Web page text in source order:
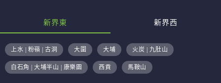
新界東 新界西
上水 | 粉嶺 | 古洞 大圍 大埔 火炭 | 九肚山
白石角 | 大埔半山 | 康樂園 西貢 馬鞍山